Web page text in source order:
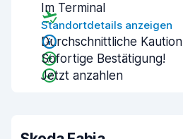
Im Terminal
Standortdetails anzeigen
Durchschnittliche Kaution
Sofortige Bestätigung!
Jetzt anzahlen